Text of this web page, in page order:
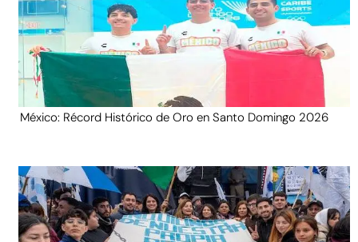
México: Récord Histórico de Oro en Santo Domingo 2026